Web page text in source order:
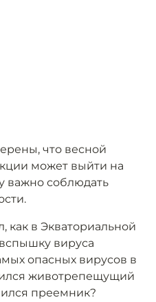
что весной
может выйти на
важно соблюдать
как в Экваториальной
вируса
опасных вирусов в
животрепещущий
преемник?